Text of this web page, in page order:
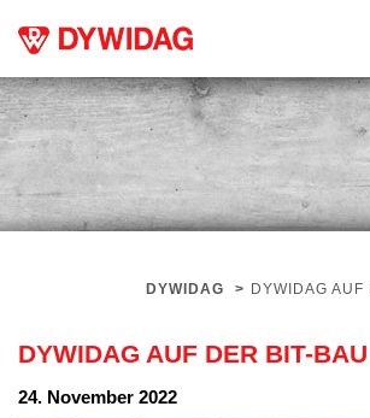
DYWIDAG > DYWIDAG
DYWIDAG AUF DER BIT-
24. November 2022